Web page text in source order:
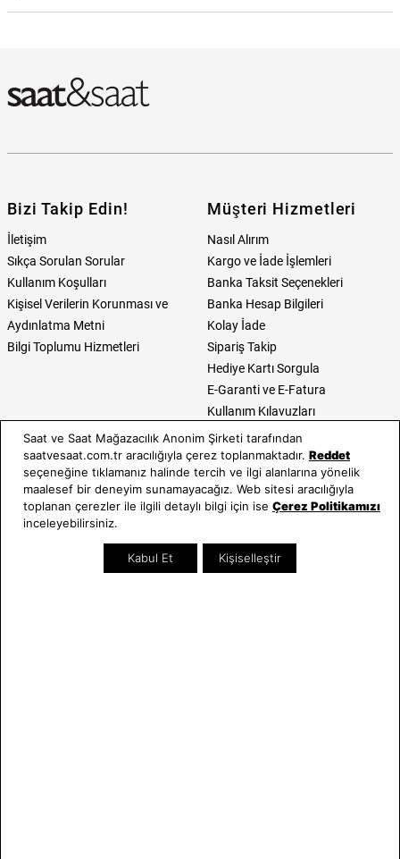
Bizi Takip Edin!
İletişim
Sıkça Sorulan Sorular
Kullanım Koşulları
Kişisel Verilerin Korunması ve
Aydınlatma Metni
Bilgi Toplumu Hizmetleri
Müşteri Hizmetleri
Nasıl Alırım
Kargo ve İade İşlemleri
Banka Taksit Seçenekleri
Banka Hesap Bilgileri
Kolay İade
Sipariş Takip
Hediye Kartı Sorgula
E-Garanti ve E-Fatura
Kullanım Kılavuzları
Saat ve Saat
Hakkımızda
Neden Saat ve Saat
Mağazalar
Mağazada Teknik Servis
Kategoriler
Erkek Saat
Kadın Saat
Takı & Aksesuar
Kampanyalar
Saat ve Saat Mağazacılık Anonim Şirketi tarafından
saatvesaat.com.tr aracılığıyla çerez toplanmaktadır. Reddet
seçeneğine tıklamanız halinde tercih ve ilgi alanlarına yönelik
maalesef bir deneyim sunamayacağız. Web sitesi aracılığıyla
toplanan çerezler ile ilgili detaylı bilgi için ise Çerez Politikamızı
inceleyebilirsiniz.
Kabul Et Kişiselleştir